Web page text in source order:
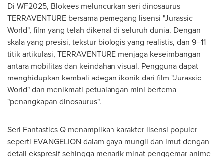
Di WF2025, Blokees meluncurkan seri dinosaurus
TERRAVENTURE bersama pemegang lisensi "Jurassic
World", film yang telah dikenal di seluruh dunia. Dengan
skala yang presisi, tekstur biologis yang realistis, dan 9–11
titik artikulasi, TERRAVENTURE menjaga keseimbangan
antara mobilitas dan keindahan visual. Pengguna dapat
menghidupkan kembali adegan ikonik dari film "Jurassic
World" dan menikmati petualangan mini bertema
"penangkapan dinosaurus".
Seri Fantastics Q menampilkan karakter lisensi populer
seperti EVANGELION dalam gaya mungil dan imut dengan
detail ekspresif sehingga menarik minat penggemar anime